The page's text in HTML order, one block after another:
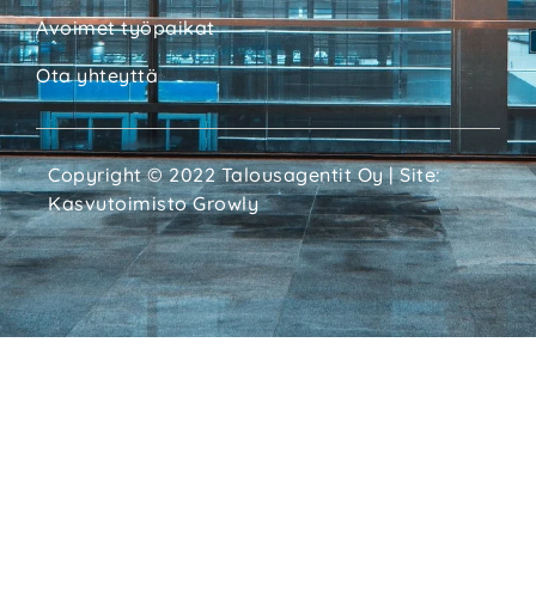
Avoimet työpaikat
Ota yhteyttä
Copyright © 2022 Talousagentit Oy | Site:
Kasvutoimisto Growly